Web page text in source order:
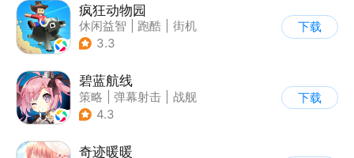
疯狂动物园
休闲益智 跑酷
街机
| 像素风
3.3
下载
碧蓝航线
策略 弹幕射击
战舰
| 美少女
4.3
下载
奇迹暖暖